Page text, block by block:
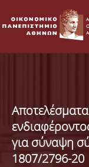
για σύναψη
1807/2796-20